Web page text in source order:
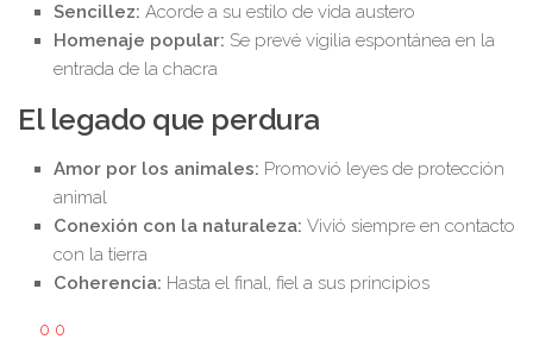
Sencillez: Acorde a su estilo de vida austero
Homenaje popular: Se prevé vigilia espontánea en la
entrada de la chacra
El legado que perdura
Amor por los animales: Promovió leyes de protección
animal
Conexión con la naturaleza: Vivió siempre en contacto
con la tierra
Coherencia: Hasta el final, fiel a sus principios
0 0